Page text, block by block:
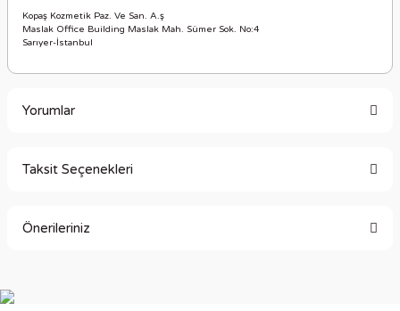
Kopaş Kozmetik Paz. Ve San. A.ş
Maslak Office Building Maslak Mah. Sümer Sok. No:4
Sarıyer-İstanbul
Yorumlar
Taksit Seçenekleri
Önerileriniz